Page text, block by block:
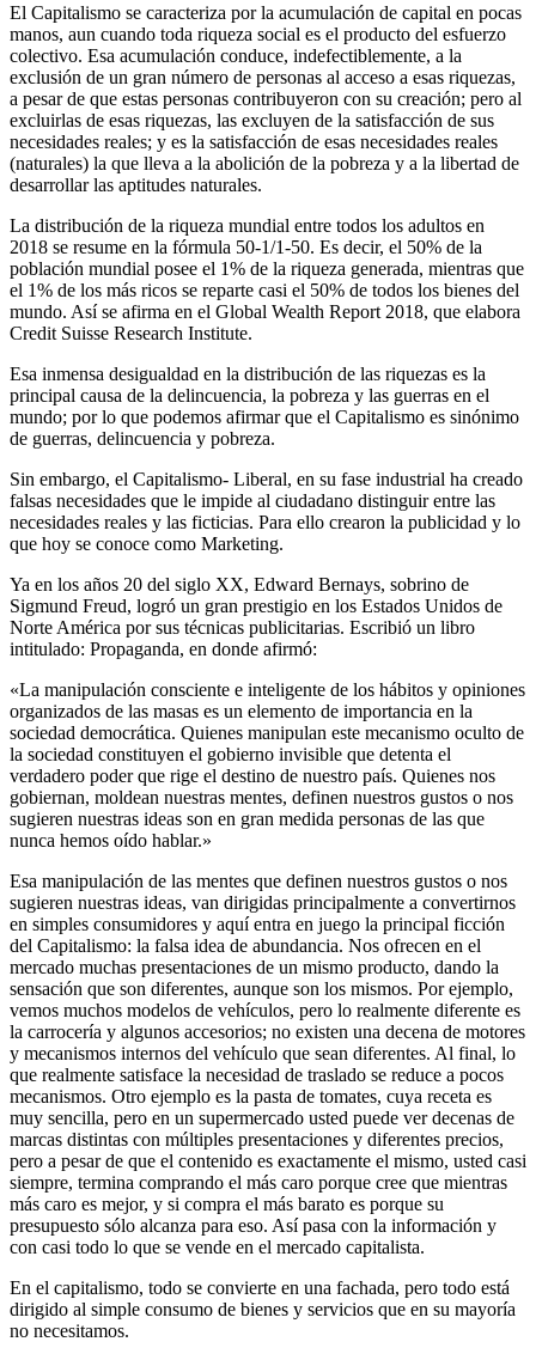
El Capitalismo se caracteriza por la acumulación de capital en pocas
manos, aun cuando toda riqueza social es el producto del esfuerzo
colectivo. Esa acumulación conduce, indefectiblemente, a la
exclusión de un gran número de personas al acceso a esas riquezas,
a pesar de que estas personas contribuyeron con su creación; pero al
excluirlas de esas riquezas, las excluyen de la satisfacción de sus
necesidades reales; y es la satisfacción de esas necesidades reales
(naturales) la que lleva a la abolición de la pobreza y a la libertad de
desarrollar las aptitudes naturales.
La distribución de la riqueza mundial entre todos los adultos en
2018 se resume en la fórmula 50-1/1-50. Es decir, el 50% de la
población mundial posee el 1% de la riqueza generada, mientras que
el 1% de los más ricos se reparte casi el 50% de todos los bienes del
mundo. Así se afirma en el Global Wealth Report 2018, que elabora
Credit Suisse Research Institute.
Esa inmensa desigualdad en la distribución de las riquezas es la
principal causa de la delincuencia, la pobreza y las guerras en el
mundo; por lo que podemos afirmar que el Capitalismo es sinónimo
de guerras, delincuencia y pobreza.
Sin embargo, el Capitalismo- Liberal, en su fase industrial ha creado
falsas necesidades que le impide al ciudadano distinguir entre las
necesidades reales y las ficticias. Para ello crearon la publicidad y lo
que hoy se conoce como Marketing.
Ya en los años 20 del siglo XX, Edward Bernays, sobrino de
Sigmund Freud, logró un gran prestigio en los Estados Unidos de
Norte América por sus técnicas publicitarias. Escribió un libro
intitulado: Propaganda, en donde afirmó:
«La manipulación consciente e inteligente de los hábitos y opiniones
organizados de las masas es un elemento de importancia en la
sociedad democrática. Quienes manipulan este mecanismo oculto de
la sociedad constituyen el gobierno invisible que detenta el
verdadero poder que rige el destino de nuestro país. Quienes nos
gobiernan, moldean nuestras mentes, definen nuestros gustos o nos
sugieren nuestras ideas son en gran medida personas de las que
nunca hemos oído hablar.»
Esa manipulación de las mentes que definen nuestros gustos o nos
sugieren nuestras ideas, van dirigidas principalmente a convertirnos
en simples consumidores y aquí entra en juego la principal ficción
del Capitalismo: la falsa idea de abundancia. Nos ofrecen en el
mercado muchas presentaciones de un mismo producto, dando la
sensación que son diferentes, aunque son los mismos. Por ejemplo,
vemos muchos modelos de vehículos, pero lo realmente diferente es
la carrocería y algunos accesorios; no existen una decena de motores
y mecanismos internos del vehículo que sean diferentes. Al final, lo
que realmente satisface la necesidad de traslado se reduce a pocos
mecanismos. Otro ejemplo es la pasta de tomates, cuya receta es
muy sencilla, pero en un supermercado usted puede ver decenas de
marcas distintas con múltiples presentaciones y diferentes precios,
pero a pesar de que el contenido es exactamente el mismo, usted casi
siempre, termina comprando el más caro porque cree que mientras
más caro es mejor, y si compra el más barato es porque su
presupuesto sólo alcanza para eso. Así pasa con la información y
con casi todo lo que se vende en el mercado capitalista.
En el capitalismo, todo se convierte en una fachada, pero todo está
dirigido al simple consumo de bienes y servicios que en su mayoría
no necesitamos.